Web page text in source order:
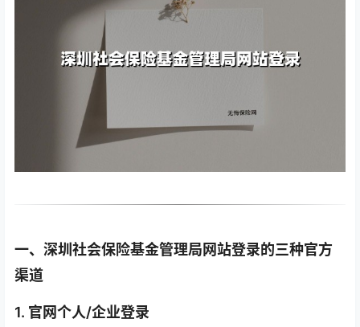
一、深圳社会保险基金管理局网站登录的三种官方
渠道
1. 官网个人/企业登录